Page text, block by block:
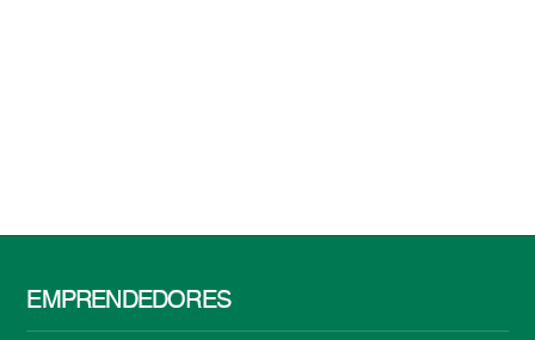
EMPRENDEDORES